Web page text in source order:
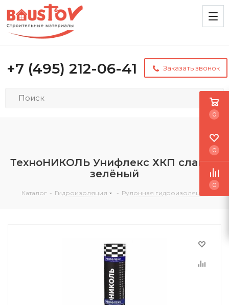
+7 (495) 212-06-41 Заказать звонок
ТехноНИКОЛЬ Унифлекс ХКП сланец
зелёный
Каталог - Гидроизоляция - Рулонная гидроизоляция
0
0
0